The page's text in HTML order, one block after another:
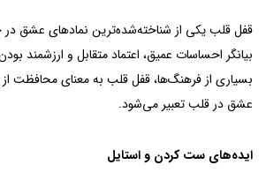
قفل قلب یکی از شناخته‌شده‌ترین نمادهای عشق
بیانگر احساسات عمیق، اعتماد متقابل و ارزشمند
بسیاری از فرهنگ‌ها، قفل قلب به معنای محافظت
عشق در قلب تعبیر می‌شود.
ایده‌های ست کردن و استایل